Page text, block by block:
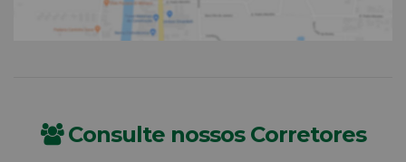
Consulte nossos Corretores